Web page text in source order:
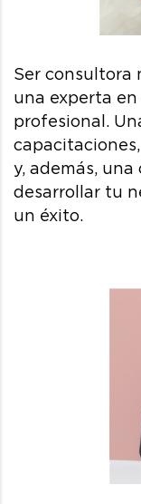
Ser consultora
una experta
profesional.
y, además,
desarrollar tu
un éxito.